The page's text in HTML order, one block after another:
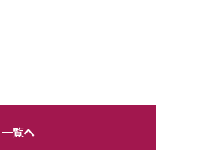
一覧へ